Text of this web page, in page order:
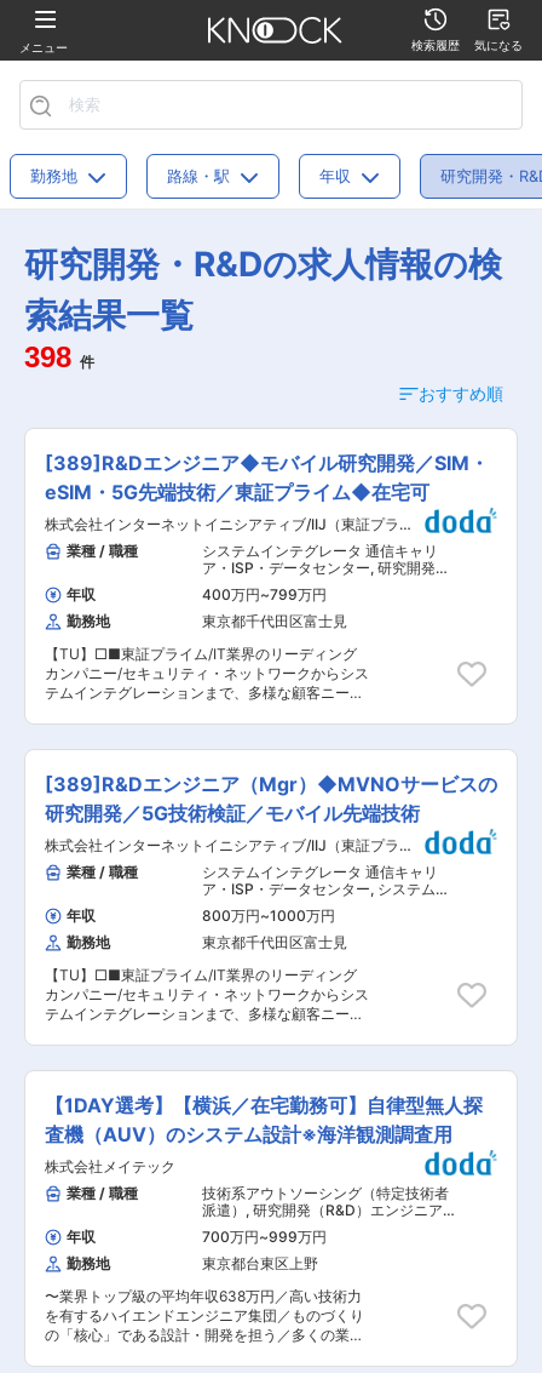
メニュー 検索履歴 気になる
勤務地 路線・駅 年収 研究開発・
研究開発・R&Dの求人情報の検
索結果一覧
398 件
おすすめ順
[389]R&Dエンジニア◆モバイル研究開発／SIM・
eSIM・5G先端技術／東証プライム◆在宅可
株式会社インターネットイニシアティブ/IIJ（東証プライ
ム）
業種 / 職種
システムインテグレータ 通信キャリ
ア・ISP・データセンター, 研究開発
（R&D）エンジニア マークアップエン
ジニア・コーダー・フロントエンドエ
ンジニア（Web・モバイル）
年収 400万円~799万円
勤務地
東京都千代田区富士見
【TU】□■東証プライム/IT業界のリーディング
カンパニー/セキュリティ・ネットワークからシス
テムインテグレーションまで、多様な顧客ニーズ
取得しやすく働く環境◎■□ ■業務概要： MVNO
サービスのR&D業務をお任せいたします。以下の
内容のうち一部、または複数をお任せします。 ・
SIM/eSIM 企画/設計/開発/動作検証 ・モバイルデ
バイス（LTE-M,4G,5G,RedCap） 企画/開発/動作
検証/トラブルシューティング ・モバイルサービ
スインフラ（4G/5G等）企画/開発/設計/動作検
証/運用支援/通信事業者との技術折衝（RAN/コア
のどちらでも可能です） ※将来的には以下もお任
せします。 ・モバイル先端技術（5G Advanced,
NTN, 6G, 3GPP Rel17/18/19, GSMA, ETSI等）の
調査/研究/技術評価、製品評価 ※将来的に配属部
署を異動した場合、実施する業務全般を変更する
可能性あり ■当ポジションの魅力： 大手MVNO
事業者として、社会インフラとなる重要なサービ
スを提供しているという自負があります。当部で
情勢や技術動向を踏まえつつ、顧客ニーズに合っ
たサービスの開発を行えるところに楽しみがあり
ます。 ■組織と社風： 社員は自身の会社が、日
本のインターネットをリードしてきたという誇り
をもって仕事に取り組んでいます。離職率は非常
に低く数％です。社員数2500名以上の規模です
が、組織に縛られることはなく、フラットでスピ
ーディーなベンチャースピリッツに溢れた社風で
す。一例として、現場の声に敏感に反応し、アイ
デアを積極的に吸い上げ、年齢に関係なくよい提
案であれば即実行されます。 変更の範囲：会社の
定める業務
[389]R&Dエンジニア（Mgr）◆MVNOサービスの
研究開発／5G技術検証／モバイル先端技術
株式会社インターネットイニシアティブ/IIJ（東証プライ
ム）
業種 / 職種
システムインテグレータ 通信キャリ
ア・ISP・データセンター, システム開
発・運用（アプリ担当） 研究開発
（R&D）エンジニア
年収 800万円~1000万円
勤務地
東京都千代田区富士見
【TU】□■東証プライム/IT業界のリーディング
カンパニー/セキュリティ・ネットワークからシス
テムインテグレーションまで、多様な顧客ニーズ
取得しやすく働く環境◎■□ ■業務概要： MVNO
サービスのR&D業務をお任せいたします。以下の
内容のうち一部、または複数をお任せします。 ・
SIM/eSIM 企画/設計/開発/動作検証 ・モバイルデ
バイス（LTE-M,4G,5G,RedCap） 企画/開発/動作
検証/トラブルシューティング ・モバイルサービ
スインフラ（4G/5G等）企画/開発/設計/動作検
証/運用支援/通信事業者との技術折衝（RAN/コア
のどちらでも可能です） ※将来的には以下もお任
せします。 ・モバイル先端技術（5G Advanced,
NTN, 6G, 3GPP Rel17/18/19, GSMA, ETSI等）の
調査/研究/技術評価、製品評価 ※将来的に配属部
署を異動した場合、実施する業務全般を変更する
可能性あり ■当ポジションの魅力： 大手MVNO
事業者として、社会インフラとなる重要なサービ
スを提供しているという自負があります。当部で
【1DAY選考】【横浜／在宅勤務可】自律型無人探
査機（AUV）のシステム設計※海洋観測調査用
株式会社メイテック
業種 / 職種
技術系アウトソーシング（特定技術者
派遣） , 研究開発（R&D）エンジニア
制御系ソフトウェア開発（通信・ネッ
トワーク・IoT関連）
年収 700万円~999万円
勤務地
東京都台東区上野
〜業界トップ級の平均年収638万円／高い技術力
を有するハイエンドエンジニア集団／ものづくり
の「核心」である設計・開発を担う／多くの業界